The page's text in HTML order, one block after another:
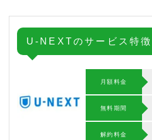
U-NEXTのサービス特徴
月額料金
無料期間
解約料⾦